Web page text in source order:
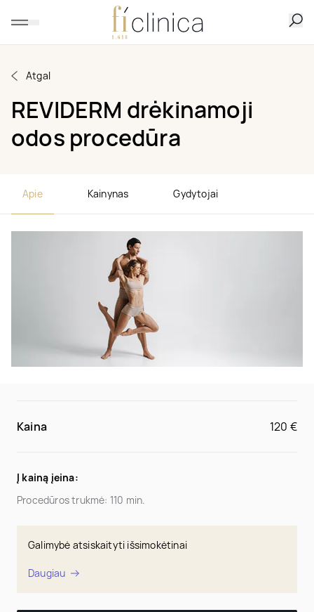
Atgal
REVIDERM drėkinamoji
odos procedūra
Apie Kainynas Gydytojai
Kaina 120 €
Į kainą įeina:
Procedūros trukmė: 110 min.
Galimybė atsiskaityti išsimokėtinai
Daugiau